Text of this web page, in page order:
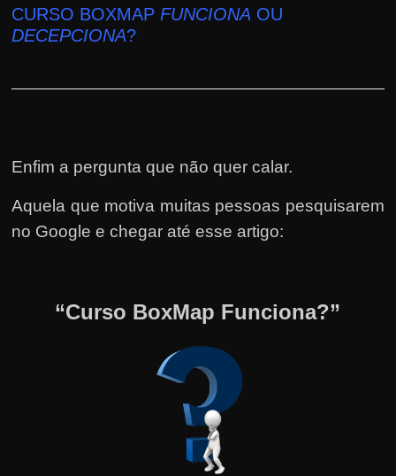
CURSO BOXMAPFUNCIONA OU
DECEPCIONA?
Enfim a pergunta que não quer calar.
Aquela que motiva muitas pessoas pesquisarem
no Google e chegar até esse artigo:
“Curso BoxMap Funciona?”